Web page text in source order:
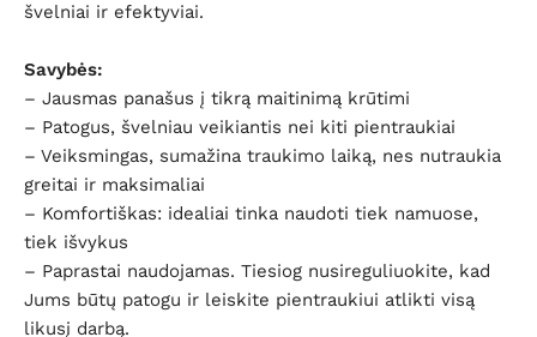
švelniai ir efektyviai.
Savybės:
– Jausmas panašus į tikrą maitinimą krūtimi
– Patogus, švelniau veikiantis nei kiti pientraukiai
– Veiksmingas, sumažina traukimo laiką, nes nutraukia
greitai ir maksimaliai
– Komfortiškas: idealiai tinka naudoti tiek namuose,
tiek išvykus
– Paprastai naudojamas. Tiesiog nusireguliuokite, kad
Jums būtų patogu ir leiskite pientraukiui atlikti visą
likusį darbą.